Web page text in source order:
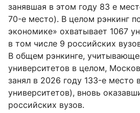
занявшая в этом году 83 е
70-е место). В целом рэнкинг
экономике» охватывает 1067
в том числе 9 российских
В общем рэнкинге,
университетов в целом,
занял в 2026 году 133-е место
университетов), вновь
российских вузов.